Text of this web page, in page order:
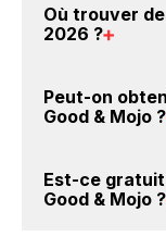
& Mojo : Créez
dans votre
achat sur le site
Où trouver
2026 ?
promo sur les
site e-
Peut-on
Good & Mojo ?
crédités sur
vous achetez
Est-ce
Good & Mojo ?